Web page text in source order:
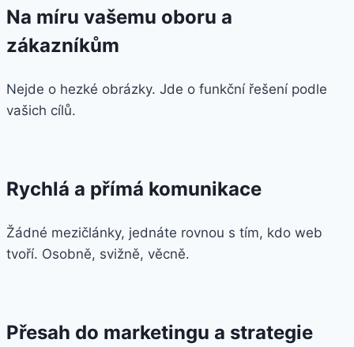
Na míru vašemu oboru a
zákazníkům
Nejde o hezké obrázky. Jde o funkční řešení podle
vašich cílů.
Rychlá a přímá komunikace
Žádné mezičlánky, jednáte rovnou s tím, kdo web
tvoří. Osobně, svižně, věcně.
Přesah do marketingu a strategie